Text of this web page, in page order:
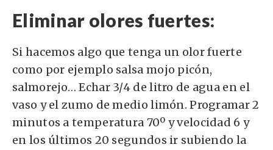
Eliminar olores fuertes:
Si hacemos algo que tenga un olor fuerte
como por ejemplo salsa mojo picón,
salmorejo… Echar 3/4 de litro de agua en el
vaso y el zumo de medio limón. Programar 2
minutos a temperatura 70º y velocidad 6 y
en los últimos 20 segundos ir subiendo la